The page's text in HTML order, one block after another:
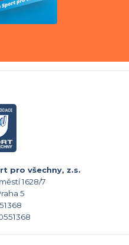
pro všechny, z.s.
1628/7
5